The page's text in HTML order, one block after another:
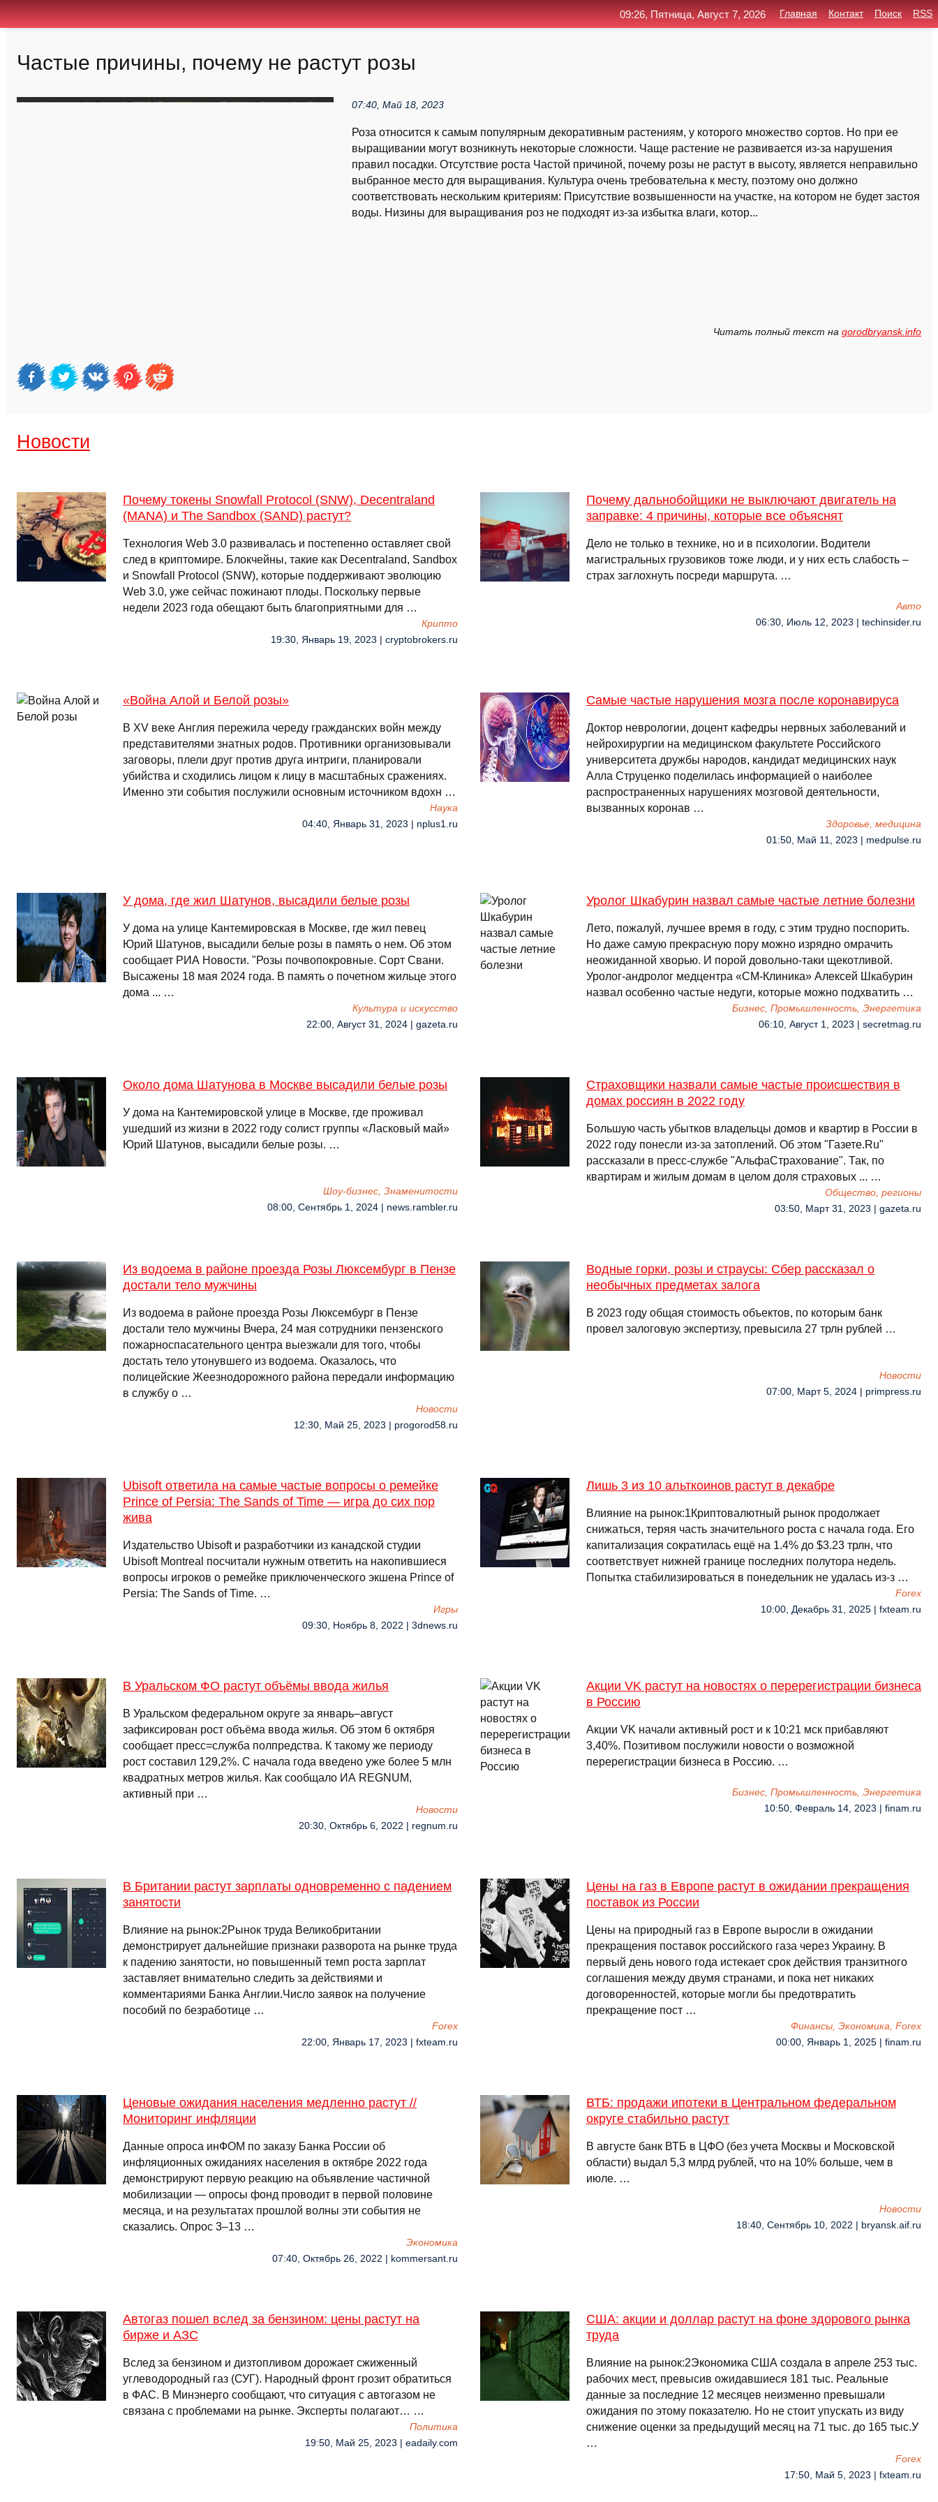
Частые причины, почему не растут розы
07:40, Май 18, 2023
Роза относится к самым популярным декоративным растениям, у которого множество сортов. Но при ее
выращивании могут возникнуть некоторые сложности. Чаще растение не развивается из-за нарушения
правил посадки. Отсутствие роста Частой причиной, почему розы не растут в высоту, является неправильно
выбранное место для выращивания. Культура очень требовательна к месту, поэтому оно должно
соответствовать нескольким критериям: Присутствие возвышенности на участке, на котором не будет застоя
воды. Низины для выращивания роз не подходят из-за избытка влаги, котор...
Читать полный текст на gorodbryansk.info
Новости
Почему токены Snowfall Protocol (SNW), Decentraland
(MANA) и The Sandbox (SAND) растут?
Технология Web 3.0 развивалась и постепенно оставляет свой
след в криптомире. Блокчейны, такие как Decentraland, Sandbox
и Snowfall Protocol (SNW), которые поддерживают эволюцию
Web 3.0, уже сейчас пожинают плоды. Поскольку первые
недели 2023 года обещают быть благоприятными для …
Крипто
19:30, Январь 19, 2023 | cryptobrokers.ru
Почему дальнобойщики не выключают двигатель на
заправке: 4 причины, которые все объяснят
Дело не только в технике, но и в психологии. Водители
магистральных грузовиков тоже люди, и у них есть слабость –
страх заглохнуть посреди маршрута. …
Авто
06:30, Июль 12, 2023 | techinsider.ru
«Война Алой и Белой розы»
В XV веке Англия пережила череду гражданских войн между
представителями знатных родов. Противники организовывали
заговоры, плели друг против друга интриги, планировали
убийства и сходились лицом к лицу в масштабных сражениях.
Именно эти события послужили основным источником вдохн …
Наука
04:40, Январь 31, 2023 | nplus1.ru
Самые частые нарушения мозга после коронавируса
Доктор неврологии, доцент кафедры нервных заболеваний и
нейрохирургии на медицинском факультете Российского
университета дружбы народов, кандидат медицинских наук
Алла Струценко поделилась информацией о наиболее
распространенных нарушениях мозговой деятельности,
вызванных коронав …
Здоровье, медицина
01:50, Май 11, 2023 | medpulse.ru
У дома, где жил Шатунов, высадили белые розы
У дома на улице Кантемировская в Москве, где жил певец
Юрий Шатунов, высадили белые розы в память о нем. Об этом
сообщает РИА Новости. "Розы почвопокровные. Сорт Свани.
Высажены 18 мая 2024 года. В память о почетном жильце этого
дома ... …
Культура и искусство
22:00, Август 31, 2024 | gazeta.ru
Уролог Шкабурин назвал самые частые летние болезни
Лето, пожалуй, лучшее время в году, с этим трудно поспорить.
Но даже самую прекрасную пору можно изрядно омрачить
неожиданной хворью. И порой довольно-таки щекотливой.
Уролог-андролог медцентра «СМ-Клиника» Алексей Шкабурин
назвал особенно частые недуги, которые можно подхватить …
Бизнес, Промышленность, Энергетика
06:10, Август 1, 2023 | secretmag.ru
Около дома Шатунова в Москве высадили белые розы
У дома на Кантемировской улице в Москве, где проживал
ушедший из жизни в 2022 году солист группы «Ласковый май»
Юрий Шатунов, высадили белые розы. …
Шоу-бизнес, Знаменитости
08:00, Сентябрь 1, 2024 | news.rambler.ru
Страховщики назвали самые частые происшествия в
домах россиян в 2022 году
Большую часть убытков владельцы домов и квартир в России в
2022 году понесли из-за затоплений. Об этом "Газете.Ru"
рассказали в пресс-службе "АльфаСтрахование". Так, по
квартирам и жилым домам в целом доля страховых ... …
Общество, регионы
03:50, Март 31, 2023 | gazeta.ru
Из водоема в районе проезда Розы Люксембург в Пензе
достали тело мужчины
Из водоема в районе проезда Розы Люксембург в Пензе
достали тело мужчины Вчера, 24 мая сотрудники пензенского
пожарноспасательного центра выезжали для того, чтобы
достать тело утонувшего из водоема. Оказалось, что
полицейские Жеезнодорожного района передали информацию
в службу о …
Новости
12:30, Май 25, 2023 | progorod58.ru
Водные горки, розы и страусы: Сбер рассказал о
необычных предметах залога
В 2023 году общая стоимость объектов, по которым банк
провел залоговую экспертизу, превысила 27 трлн рублей …
Новости
07:00, Март 5, 2024 | primpress.ru
Ubisoft ответила на самые частые вопросы о ремейке
Prince of Persia: The Sands of Time — игра до сих пор
жива
Издательство Ubisoft и разработчики из канадской студии
Ubisoft Montreal посчитали нужным ответить на накопившиеся
вопросы игроков о ремейке приключенческого экшена Prince of
Persia: The Sands of Time. …
Игры
09:30, Ноябрь 8, 2022 | 3dnews.ru
Лишь 3 из 10 альткоинов растут в декабре
Влияние на рынок:1Криптовалютный рынок продолжает
снижаться, теряя часть значительного роста с начала года. Его
капитализация сократилась ещё на 1.4% до $3.23 трлн, что
соответствует нижней границе последних полутора недель.
Попытка стабилизироваться в понедельник не удалась из-з …
Forex
10:00, Декабрь 31, 2025 | fxteam.ru
В Уральском ФО растут объёмы ввода жилья
В Уральском федеральном округе за январь–август
зафиксирован рост объёма ввода жилья. Об этом 6 октября
сообщает пресс=служба полпредства. К такому же периоду
рост составил 129,2%. С начала года введено уже более 5 млн
квадратных метров жилья. Как сообщало ИА REGNUM,
активный при …
Новости
20:30, Октябрь 6, 2022 | regnum.ru
Акции VK растут на новостях о перерегистрации бизнеса
в Россию
Акции VK начали активный рост и к 10:21 мск прибавляют
3,40%. Позитивом послужили новости о возможной
перерегистрации бизнеса в Россию. …
Бизнес, Промышленность, Энергетика
10:50, Февраль 14, 2023 | finam.ru
В Британии растут зарплаты одновременно с падением
занятости
Влияние на рынок:2Рынок труда Великобритании
демонстрирует дальнейшие признаки разворота на рынке труда
к падению занятости, но повышенный темп роста зарплат
заставляет внимательно следить за действиями и
комментариями Банка Англии.Число заявок на получение
пособий по безработице …
Forex
22:00, Январь 17, 2023 | fxteam.ru
Цены на газ в Европе растут в ожидании прекращения
поставок из России
Цены на природный газ в Европе выросли в ожидании
прекращения поставок российского газа через Украину. В
первый день нового года истекает срок действия транзитного
соглашения между двумя странами, и пока нет никаких
договоренностей, которые могли бы предотвратить
прекращение пост …
Финансы, Экономика, Forex
00:00, Январь 1, 2025 | finam.ru
Ценовые ожидания населения медленно растут //
Мониторинг инфляции
Данные опроса инФОМ по заказу Банка России об
инфляционных ожиданиях населения в октябре 2022 года
демонстрируют первую реакцию на объявление частичной
мобилизации — опросы фонд проводит в первой половине
месяца, и на результатах прошлой волны эти события не
сказались. Опрос 3–13 …
Экономика
07:40, Октябрь 26, 2022 | kommersant.ru
ВТБ: продажи ипотеки в Центральном федеральном
округе стабильно растут
В августе банк ВТБ в ЦФО (без учета Москвы и Московской
области) выдал 5,3 млрд рублей, что на 10% больше, чем в
июле. …
Новости
18:40, Сентябрь 10, 2022 | bryansk.aif.ru
Автогаз пошел вслед за бензином: цены растут на
бирже и АЗС
Вслед за бензином и дизтопливом дорожает сжиженный
углеводородный газ (СУГ). Народный фронт грозит обратиться
в ФАС. В Минэнерго сообщают, что ситуация с автогазом не
связана с проблемами на рынке. Эксперты полагают… …
Политика
19:50, Май 25, 2023 | eadaily.com
США: акции и доллар растут на фоне здорового рынка
труда
Влияние на рынок:2Экономика США создала в апреле 253 тыс.
рабочих мест, превысив ожидавшиеся 181 тыс. Реальные
данные за последние 12 месяцев неизменно превышали
ожидания по этому показателю. Но не стоит упускать из виду
снижение оценки за предыдущий месяц на 71 тыс. до 165 тыс.У
…
Forex
17:50, Май 5, 2023 | fxteam.ru
09:26, Пятница, Август 7, 2026 Главная Контакт Поиск RSS